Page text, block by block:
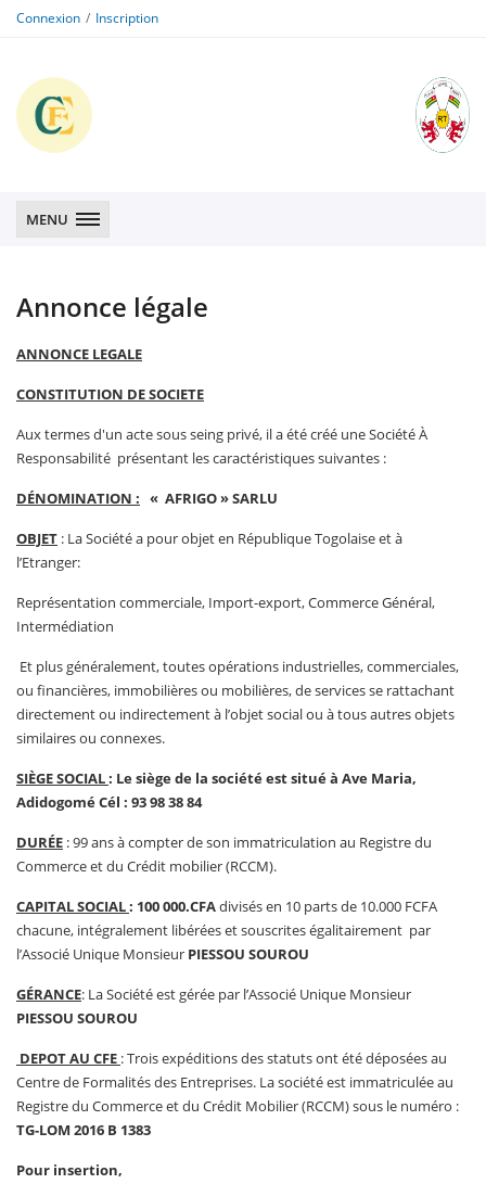
Connexion Inscription
MENU
Annonce légale
ANNONCE LEGALE
CONSTITUTION DE SOCIETE
Aux termes d'un acte sous seing privé, il a été créé une Société À
Responsabilité présentant les caractéristiques suivantes :
DÉNOMINATION : « AFRIGO » SARLU
OBJET : La Société a pour objet en République Togolaise et à
l’Etranger:
Représentation commerciale, Import-export, Commerce Général,
Intermédiation
Et plus généralement, toutes opérations industrielles, commerciales,
ou financières, immobilières ou mobilières, de services se rattachant
directement ou indirectement à l’objet social ou à tous autres objets
similaires ou connexes.
SIÈGE SOCIAL: Lesiège de la société est situé à Ave Maria,
Adidogomé Cél : 93 98 38 84
DURÉE : 99 ans à compter de son immatriculation au Registre du
Commerce et du Crédit mobilier (RCCM).
CAPITAL SOCIAL: 100 000.CFAdivisés en 10 parts de 10.000 FCFA
chacune, intégralement libérées et souscrites égalitairement par
l’Associé Unique Monsieur PIESSOU SOUROU
GÉRANCE: La Société est gérée par l’Associé Unique Monsieur
PIESSOU SOUROU
DEPOT AU CFE : Trois expéditions des statuts ont été déposées au
Centre de Formalités des Entreprises. La société est immatriculée au
Registre du Commerce et du Crédit Mobilier (RCCM) sous le numéro :
TG-LOM 2016 B 1383
Pour insertion,